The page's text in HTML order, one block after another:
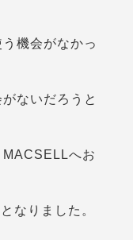
機会がなかっ
ないだろうと
へお
なりました。